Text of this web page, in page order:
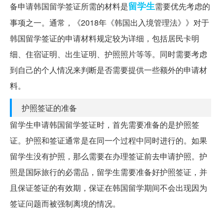
备申请韩国留学签证所需的材料是留学生需要优先考虑的
事项之一。通常，《2018年《韩国出入境管理法》》对于
韩国留学签证的申请材料规定较为详细，包括居民卡明
细、住宿证明、出生证明、护照照片等等。同时需要考虑
到自己的个人情况来判断是否需要提供一些额外的申请材
料。
护照签证的准备
留学生申请韩国留学签证时，首先需要准备的是护照签
证。护照和签证通常是在同一个过程中同时进行的。如果
留学生没有护照，那么需要在办理签证前去申请护照。护
照是国际旅行的必需品，留学生需要准备好护照签证，并
且保证签证的有效期，保证在韩国留学期间不会出现因为
签证问题而被强制离境的情况。